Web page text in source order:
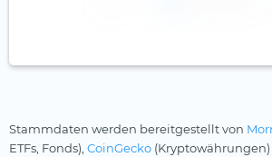
Stammdaten werden bereitgestellt von
ETFs, Fonds), CoinGecko